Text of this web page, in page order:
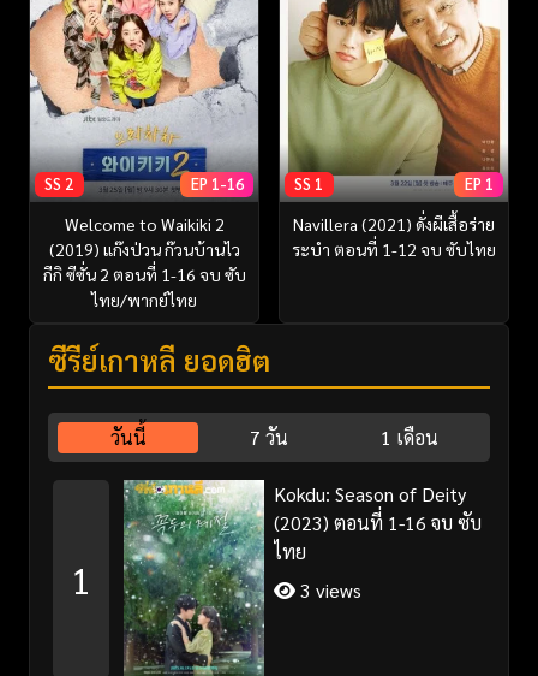
SS 2 EP 1-16
Welcome to Waikiki 2
(2019) แก๊งป่วน ก๊วนบ้านไว
กีกิ ซีซั่น 2 ตอนที่ 1-16 จบ ซับ
ไทย/พากย์ไทย
SS 1 EP 1
Navillera (2021) ดั่งผีเสื้อร่าย
ระบำ ตอนที่ 1-12 จบ ซับไทย
ซีรี่ย์เกาหลี ยอดฮิต
วันนี้ 7 วัน 1 เดือน
1
Kokdu: Season of Deity
(2023) ตอนที่ 1-16 จบ ซับ
ไทย
3 views